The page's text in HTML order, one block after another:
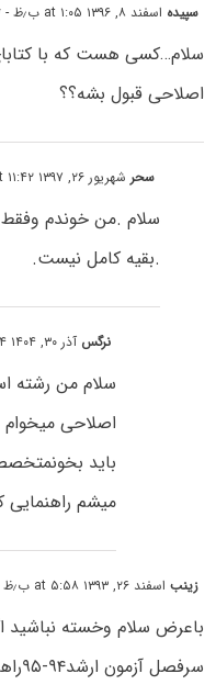
سپیده اسفند ۸, ۱۳۹۶ at ۱:۰۵ ب٫ظ - Reply
سلام…کسی هست که با
اصلاحی قبول بشه؟؟
سحرشهریور ۲۶, ۱۳۹۷ at ۱۱:۴۲ ق٫ظ
سلام .من خوندم
.بقیه کامل نیست.
نرگس آذر ۳۰, ۱۴۰۴ at ۱۱:۲۴ ق٫ظ
سلام من رشته
اصلاحی
باید
میشم راهنمایی
زینباسفند ۲۶, ۱۳۹۳ at ۵:۵۸ ب٫ظ
باعرض سلام وخسته نباشید
سرفصل آزمون ارشد۹۴-۹۵راهنمایی میکنید؟ممنون